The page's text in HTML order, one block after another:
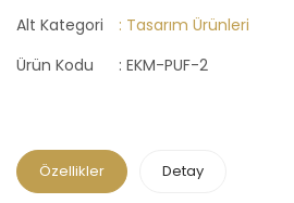
Alt Kategori
: Tasarım Ürünleri
Ürün Kodu
: EKM-PUF-2
Özellikler Detay